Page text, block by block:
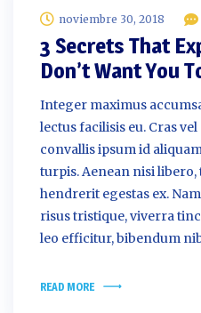
noviembre 30, 2018
3 Secrets That
Don’t Want You
Integer maximus
lectus facilisis eu. Cras
convallis ipsum id
turpis. Aenean nisi
hendrerit egestas ex.
risus tristique, viverra
leo efficitur, bibendum
READ MORE